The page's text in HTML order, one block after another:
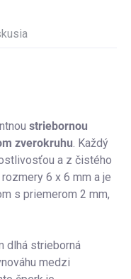
striebornou
zverokruhu. Každý
a z čistého
6 x 6 mm a je
s priemerom 2 mm,
dlhá strieborná
medzi